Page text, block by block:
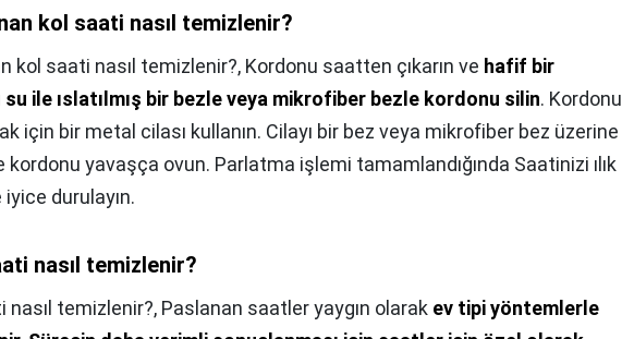
kol saati nasıl temizlenir?
kol saati nasıl temizlenir?, Kordonu saatten çıkarın ve hafif bir
su ile ıslatılmış bir bezle veya mikrofiber bezle kordonu silin. Kordonu
için bir metal cilası kullanın. Cilayı bir bez veya mikrofiber bez üzerine
kordonu yavaşça ovun. Parlatma işlemi tamamlandığında Saatinizi ılık
iyice durulayın.
nasıl temizlenir?
nasıl temizlenir?, Paslanan saatler yaygın olarak ev tipi yöntemlerle